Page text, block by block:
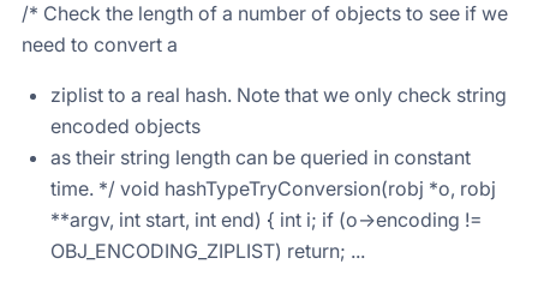
/* Check the length of a number of objects to see if we
need to convert a
ziplist to a real hash. Note that we only check string
encoded objects
as their string length can be queried in constant
time. */ void hashTypeTryConversion(robj *o, robj
**argv, int start, int end) { int i; if (o->encoding !=
OBJ_ENCODING_ZIPLIST) return; ...